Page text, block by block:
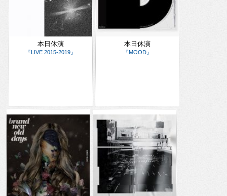
本日休演
『LIVE 2015-2019』
本日休演
『MOOD』